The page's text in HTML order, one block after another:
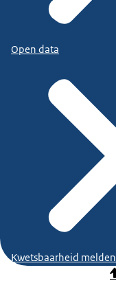
Open data
Kwetsbaarheid melden